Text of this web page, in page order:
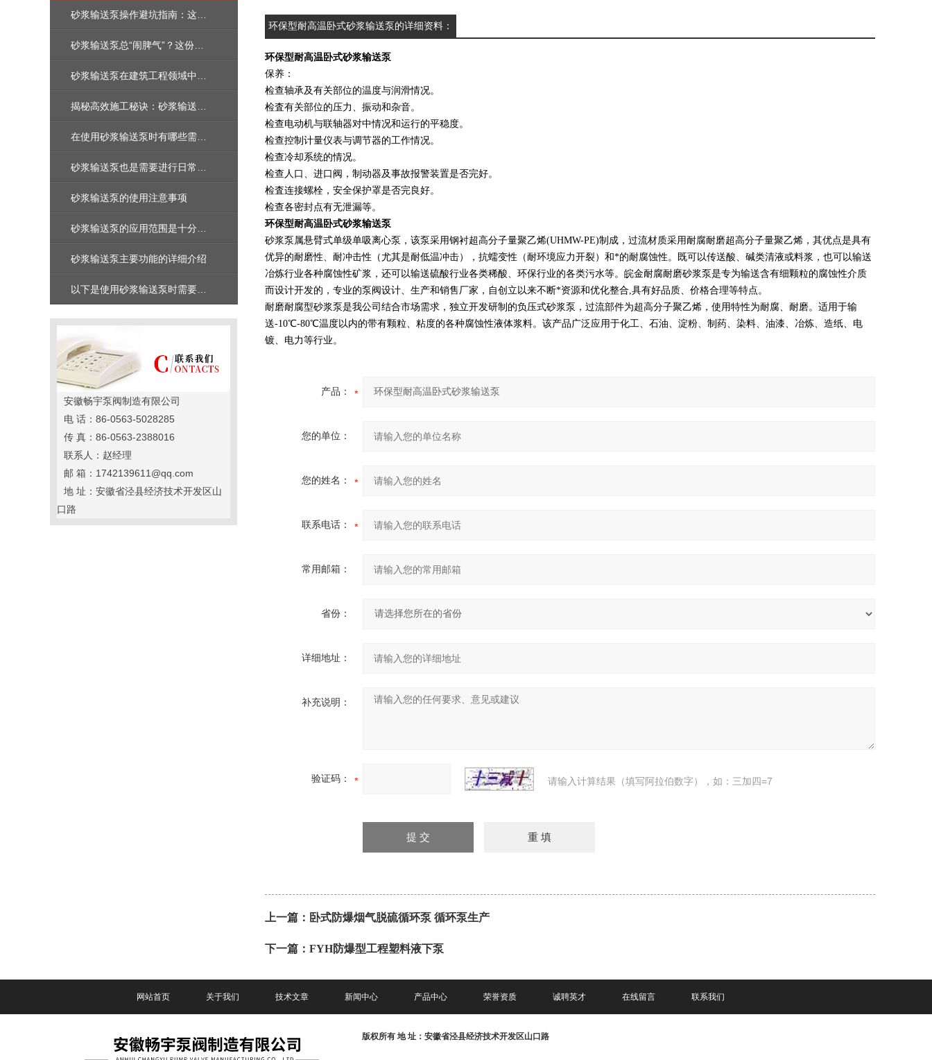
砂浆输送泵操作避坑指南：这5个细节，90%的人都忽略了！
砂浆输送泵总“闹脾气”？这份避坑+修复指南，帮你快速搞定！
砂浆输送泵在建筑工程领域中的作用
揭秘高效施工秘诀：砂浆输送泵操作全指南！
在使用砂浆输送泵时有哪些需要注意的呢
砂浆输送泵也是需要进行日常维护保养的
砂浆输送泵的使用注意事项
砂浆输送泵的应用范围是十分广泛的
砂浆输送泵主要功能的详细介绍
以下是使用砂浆输送泵时需要注意的事项
安徽畅宇泵阀制造有限公司
电 话：86-0563-5028285
传 真：86-0563-2388016
联系人：赵经理
邮 箱：1742139611@qq.com
地 址：安徽省泾县经济技术开发区山
口路
环保型耐高温卧式砂浆输送泵的详细资料：
环保型耐高温卧式砂浆输送泵
保养：
检查轴承及有关部位的温度与润滑情况。
检査有关部位的压力、振动和杂音。
检查电动机与联轴器对中情况和运行的平稳度。
检查控制计量仪表与调节器的工作情况。
检查冷却系统的情况。
检查人口、进口阀，制动器及事故报警装置是否完好。
检査连接螺栓，安全保护罩是否完良好。
检查各密封点有无泄漏等。
环保型耐高温卧式砂浆输送泵
砂浆泵属悬臂式单级单吸离心泵，该泵采用钢衬超高分子量聚乙烯(UHMW-PE)制成，过流材质采用耐腐耐磨超高分子量聚乙烯，其优点是具有
优异的耐磨性、耐冲击性（尤其是耐低温冲击），抗蠕变性（耐环境应力开裂）和*的耐腐蚀性。既可以传送酸、碱类清液或料浆，也可以输送
冶炼行业各种腐蚀性矿浆，还可以输送硫酸行业各类稀酸、环保行业的各类污水等。皖金耐腐耐磨砂浆泵是专为输送含有细颗粒的腐蚀性介质
而设计开发的，专业的泵阀设计、生产和销售厂家，自创立以来不断*资源和优化整合,具有好品质、价格合理等特点。
耐磨耐腐型砂浆泵是我公司结合市场需求，独立开发研制的负压式砂浆泵，过流部件为超高分子聚乙烯，使用特性为耐腐、耐磨。适用于输
送-10℃-80℃温度以内的带有颗粒、粘度的各种腐蚀性液体浆料。该产品广泛应用于化工、石油、淀粉、制药、染料、油漆、冶炼、造纸、电
镀、电力等行业。
产品：
您的单位：
您的姓名：
联系电话：
常用邮箱：
省份：
详细地址：
补充说明：
验证码： 请输入计算结果（填写阿拉伯数字），如：三加四=7
上一篇： 卧式防爆烟气脱硫循环泵 循环泵生产
下一篇： FYH防爆型工程塑料液下泵
网站首页 关于我们 技术文章 新闻中心 产品中心 荣誉资质 诚聘英才 在线留言 联系我们
版权所有 地 址：安徽省泾县经济技术开发区山口路